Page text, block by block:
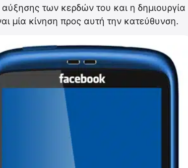
των κερδών του και η δημιουργία
μία κίνηση προς αυτή την κατεύθυνση.